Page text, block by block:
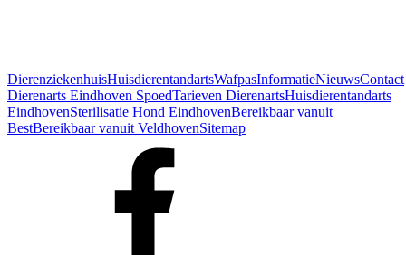
DierenziekenhuisHuisdierentandartsWafpasInformatieNieuwsContact
Dierenarts Eindhoven SpoedTarieven DierenartsHuisdierentandarts
EindhovenSterilisatie Hond EindhovenBereikbaar vanuit
BestBereikbaar vanuit VeldhovenSitemap